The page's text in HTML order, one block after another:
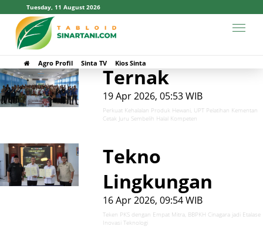
Tuesday, 11 August 2026
Agro Profil Sinta TV Kios Sinta
#BBPKH Cinagara
Ternak
19 Apr 2026, 05:53 WIB
Perkuat Kehalalan Produk Hewani, UPT Pelatihan Kementan
Cetak Juru Sembelih Halal Kompeten
Tekno
Lingkungan
16 Apr 2026, 09:54 WIB
Teken PKS dengan Empat Mitra, BBPKH Cinagara jadi Etalase
Inovasi Teknologi